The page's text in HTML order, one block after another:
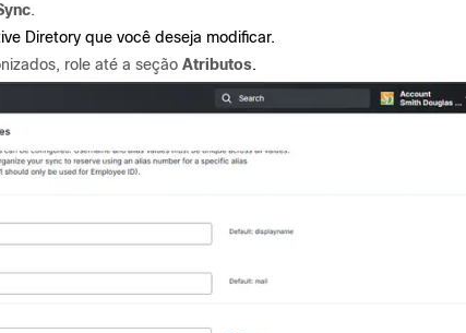
.
Diretory que você deseja modificar.
role até a seção Atributos.